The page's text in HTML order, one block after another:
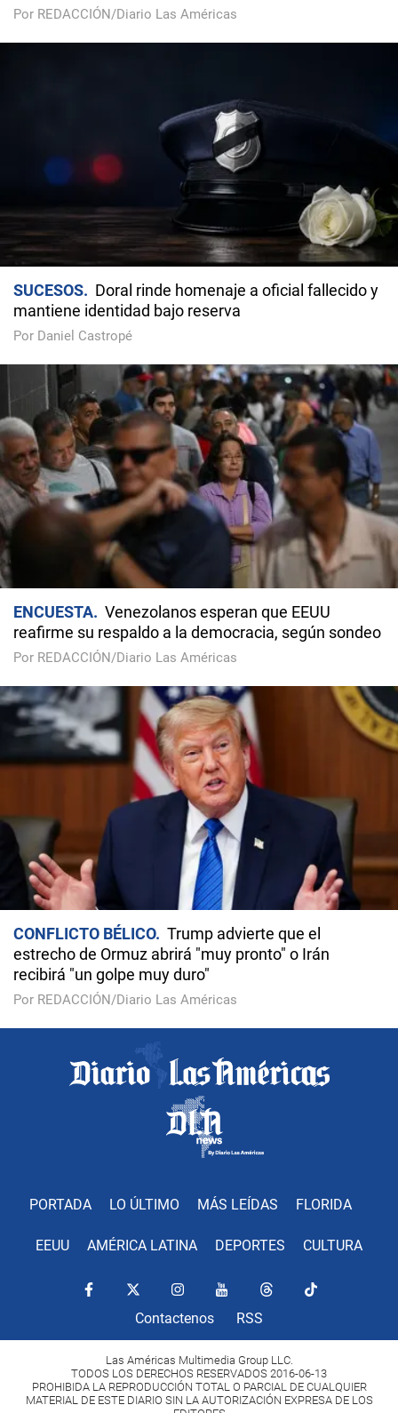
Por REDACCIÓN/Diario Las Américas
SUCESOS
Doral rinde homenaje a oficial fallecido y
mantiene identidad bajo reserva
Por Daniel Castropé
ENCUESTA
Venezolanos esperan que EEUU
reafirme su respaldo a la democracia, según sondeo
Por REDACCIÓN/Diario Las Américas
CONFLICTO BÉLICO
Trump advierte que el
estrecho de Ormuz abrirá "muy pronto" o Irán
recibirá "un golpe muy duro"
Por REDACCIÓN/Diario Las Américas
PORTADA LO ÚLTIMO MÁS LEÍDAS FLORIDA
EEUU AMÉRICA LATINA DEPORTES CULTURA
Contactenos RSS
Las Américas Multimedia Group LLC.
TODOS LOS DERECHOS RESERVADOS 2016-06-13
PROHIBIDA LA REPRODUCCIÓN TOTAL O PARCIAL DE CUALQUIER
MATERIAL DE ESTE DIARIO SIN LA AUTORIZACIÓN EXPRESA DE LOS